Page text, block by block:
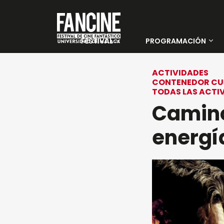
FESTIVAL
PALMARÉS 35 FANCINE
PROGRAMACIÓN
Días
ACTIVIDADES
CONTENEDOR
TODAS LAS